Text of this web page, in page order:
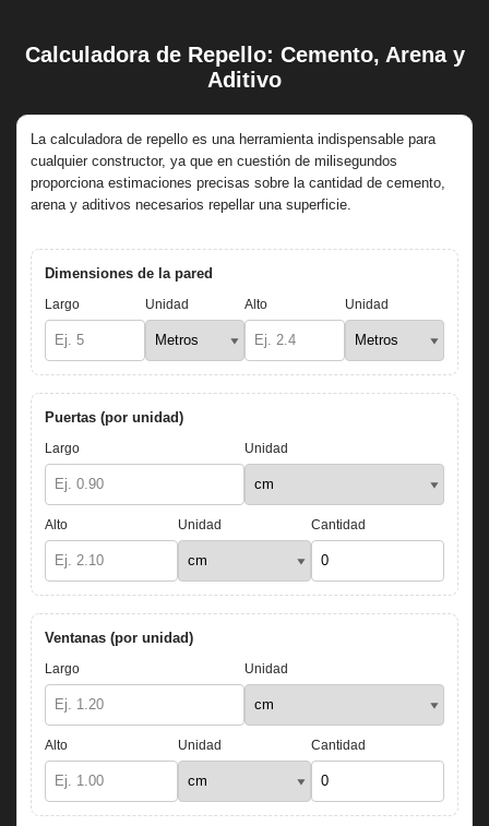
Saltar
Calculadora de Repello: Cemento, Arena y
Aditivo
La calculadora de repello es una herramienta indispensable para
cualquier constructor, ya que en cuestión de milisegundos
proporciona estimaciones precisas sobre la cantidad de cemento,
arena y aditivos necesarios repellar una superficie.
Dimensiones de la pared
Largo Unidad Alto Unidad
Puertas (por unidad)
Largo Unidad
Alto Unidad Cantidad
Ventanas (por unidad)
Largo Unidad
Alto Unidad Cantidad